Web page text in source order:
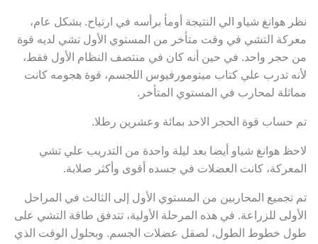
نظر هوانغ شياو الي النتيجة أومأ برأسه في ارتياح. بشكل عام،
معركة التشي في وقت متأخر من المستوي الأول تشي لديه قوة
من حجر واحد. في حين أنه كان في منتصف النظام الأول فقط،
لأنه تدرب علي كتاب ميتومورفيوس اللجسم، قوة هجومه كانت
مماثلة لمحارب في المستوي المتأخر.
تم حساب قوة الحجر الاحد بمائة وعشرين رطلا.
لاحظ هوانغ شياو أيضا بعد ليلة واحدة من التدريب علي تشي
المعركة، كانت العضلات في جسده أقوى وأكثر صلابة.
تم تجميع المحاربين من المستوي الأول إلى الثالث في المراحل
الأولى للزراعة. في هذه المرحلة الأولية، تتدفق طاقة التشي على
طول خطوط الطول، لصقل عضلات الجسم. وبحلول الوقت الذي